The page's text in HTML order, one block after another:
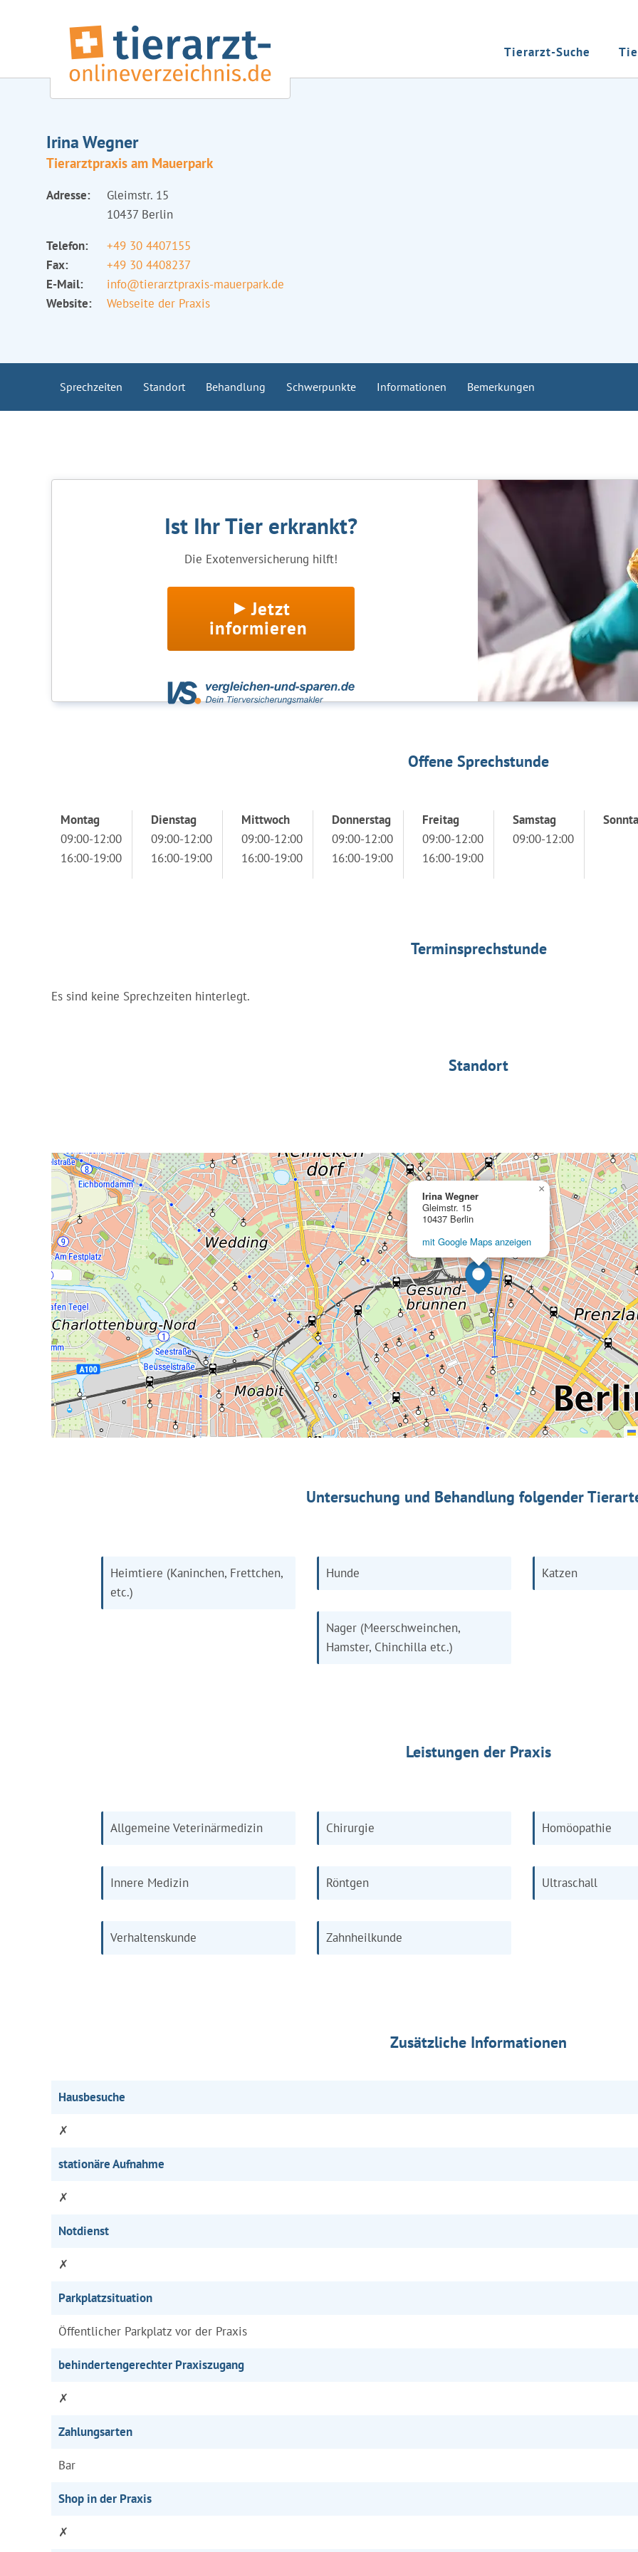
Tierarzt-Suche
Irina Wegner
Tierarztpraxis am Mauerpark
Adresse:
Gleimstr. 15
10437 Berlin
Telefon:
+49 30 4407155
Fax:
+49 30 4408237
E-Mail:
info@tierarztpraxis-mauerpark.de
Website:
Webseite der Praxis
Sprechzeiten Standort Behandlung Schwerpunkte Informationen Bemerkungen
Ist Ihr Tier erkrankt?
Die Exotenversicherung hilft!
Jetzt
informieren
Offene Sprechstunde
Montag
09:00-12:00
16:00-19:00
Dienstag
09:00-12:00
16:00-19:00
Mittwoch
09:00-12:00
16:00-19:00
Donnerstag
09:00-12:00
16:00-19:00
Freitag
09:00-12:00
16:00-19:00
Samstag
09:00-12:00
Terminsprechstunde
Es sind keine Sprechzeiten hinterlegt.
Standort
Irina Wegner
Gleimstr. 15
10437 Berlin
mit Google Maps anzeigen
×
Untersuchung und Behandlung folgender
Heimtiere (Kaninchen, Frettchen,
etc.)
Hunde Katzen
Nager (Meerschweinchen,
Hamster, Chinchilla etc.)
Leistungen der Praxis
Allgemeine Veterinärmedizin Chirurgie Homöopathie
Innere Medizin Röntgen Ultraschall
Verhaltenskunde Zahnheilkunde
Zusätzliche Informationen
Hausbesuche
✗
stationäre Aufnahme
✗
Notdienst
✗
Parkplatzsituation
Öffentlicher Parkplatz vor der Praxis
behindertengerechter Praxiszugang
✗
Zahlungsarten
Bar
Shop in der Praxis
✗